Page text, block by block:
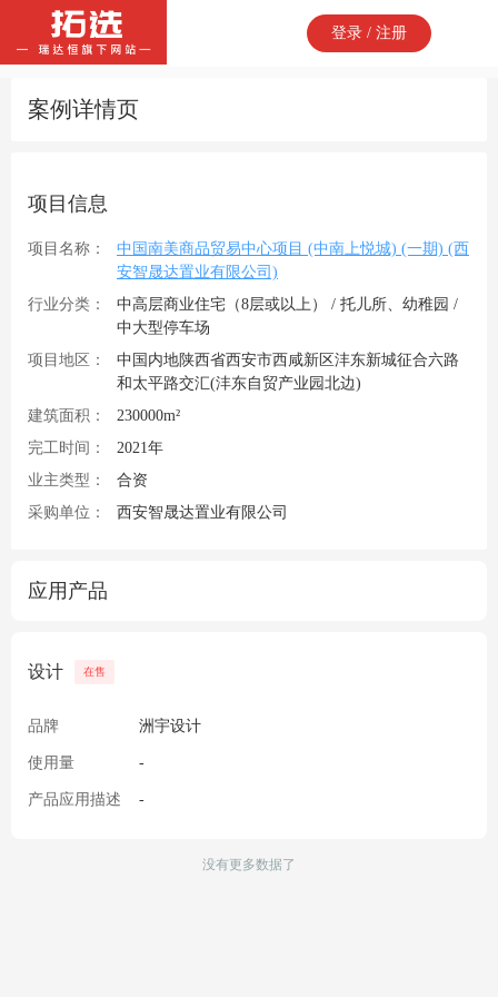
登录 / 注册
案例详情页
项目信息
项目名称：
中国南美商品贸易中心项目 (中南上悦城) (一期) (西
安智晟达置业有限公司)
行业分类：
中高层商业住宅（8层或以上） / 托儿所、幼稚园 /
中大型停车场
项目地区：
中国内地陕西省西安市西咸新区沣东新城征合六路
和太平路交汇(沣东自贸产业园北边)
建筑面积：
230000m²
完工时间：
2021年
业主类型：
合资
采购单位：
西安智晟达置业有限公司
应用产品
设计 在售
品牌 洲宇设计
使用量 -
产品应用描述 -
没有更多数据了